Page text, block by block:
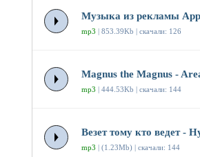
Музыка из рекламы
mp3 | 853.39Kb | скачали: 126
Magnus the Magnus -
mp3 | 444.53Kb | скачали: 144
Везет тому кто ведет -
mp3 | (1.23Mb) | скачали: 144